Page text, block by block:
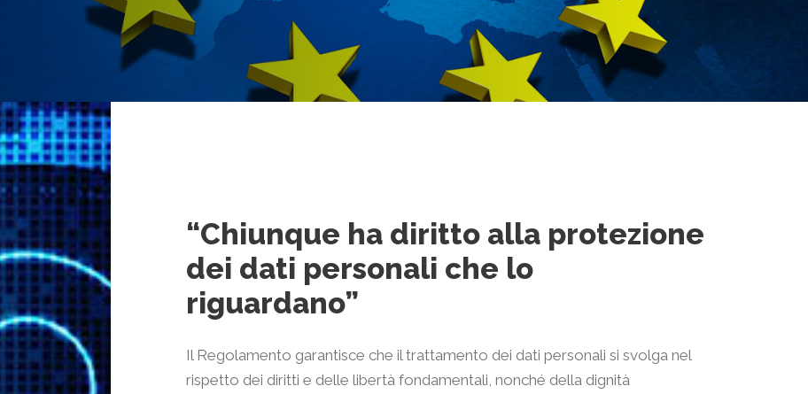
“Chiunque ha diritto alla protezione
dei dati personali che lo
riguardano”
Il Regolamento garantisce che il trattamento dei dati personali si svolga nel
rispetto dei diritti e delle libertà fondamentali, nonché della dignità